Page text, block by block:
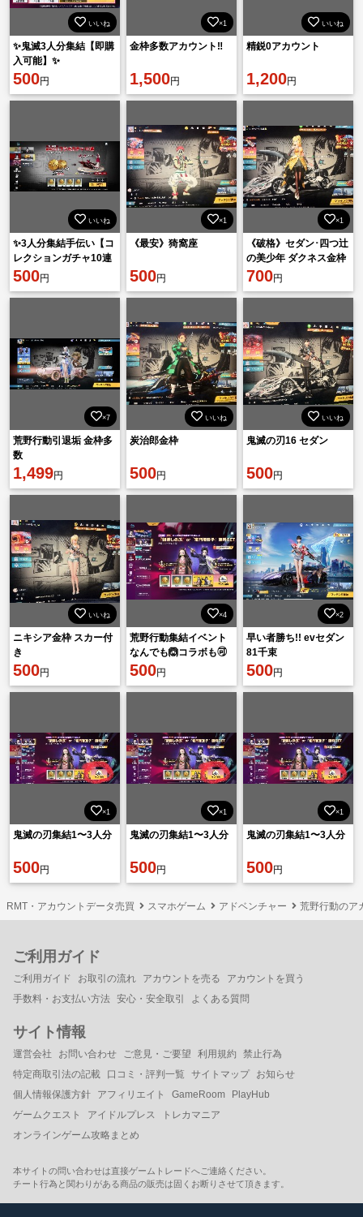
いいね
✨鬼滅3人分集結【即購
入可能】✨
500円
×1
金枠多数アカウント‼️
1,500円
いいね
精鋭0アカウント
1,200円
いいね
✨3人分集結手伝い【コ
レクションガチャ10連
分GET❗️】✨
500円
×1
《最安》猗窩座
500円
×1
《破格》セダン･四つ辻
の美少年 ダクネス金枠
衣装
700円
×7
荒野行動引退垢 金枠多
数
1,499円
いいね
炭治郎金枠
500円
いいね
鬼滅の刃16 セダン
500円
いいね
ニキシア金枠 スカー付
き
500円
×4
荒野行動集結イベント
なんでも🙆コラボも🉑
500円
×2
早い者勝ち!! evセダン
81千束
500円
×1
鬼滅の刃集結1〜3人分
500円
×1
鬼滅の刃集結1〜3人分
500円
×1
鬼滅の刃集結1〜3人分
500円
RMT・アカウントデータ売買 スマホゲーム アドベンチャー 荒野行動のア
ご利用ガイド
ご利用ガイド お取引の流れ アカウントを売る
アカウントを買う
手数料・お支払い方法 安心・安全取引 よくある質問
サイト情報
運営会社 お問い合わせ ご意見・ご要望 利用規約
禁止行為
特定商取引法の記載
口コミ・評判一覧 サイトマップ
お知らせ
個人情報保護方針
アフィリエイト GameRoom
PlayHub
ゲームクエスト
アイドルプレス
トレカマニア
オンラインゲーム攻略まとめ
本サイトの問い合わせは直接ゲームトレードへご連絡ください。
チート行為と関わりがある商品の販売は固くお断りさせて頂きます。